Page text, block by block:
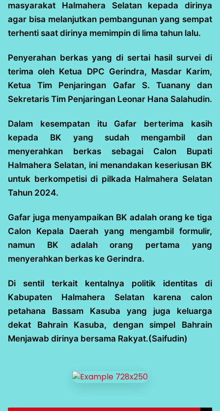
masyarakat Halmahera Selatan kepada dirinya
agar bisa melanjutkan pembangunan yang sempat
terhenti saat dirinya memimpin di lima tahun lalu.
Penyerahan berkas yang di sertai hasil survei di
terima oleh Ketua DPC Gerindra, Masdar Karim,
Ketua Tim Penjaringan Gafar S. Tuanany dan
Sekretaris Tim Penjaringan Leonar Hana Salahudin.
Dalam kesempatan itu Gafar berterima kasih
kepada BK yang sudah mengambil dan
menyerahkan berkas sebagai Calon Bupati
Halmahera Selatan, ini menandakan keseriusan BK
untuk berkompetisi di pilkada Halmahera Selatan
Tahun 2024.
Gafar juga menyampaikan BK adalah orang ke tiga
Calon Kepala Daerah yang mengambil formulir,
namun BK adalah orang pertama yang
menyerahkan berkas ke Gerindra.
Di sentil terkait kentalnya politik identitas di
Kabupaten Halmahera Selatan karena calon
petahana Bassam Kasuba yang juga keluarga
dekat Bahrain Kasuba, dengan simpel Bahrain
Menjawab dirinya bersama Rakyat.(Saifudin)